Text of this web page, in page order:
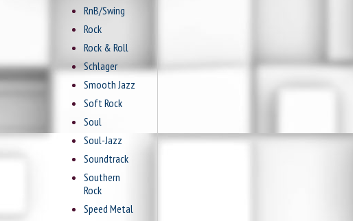
RnB/Swing
Rock
Rock & Roll
Schlager
Smooth Jazz
Soft Rock
Soul
Soul-Jazz
Soundtrack
Southern
Rock
Speed Metal